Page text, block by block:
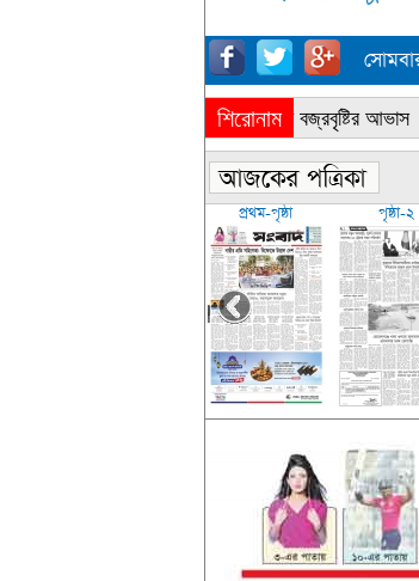
শিরোনাম
« সারাদেশে বজ্রবৃষ্টির আভাস
প্রথম-পৃষ্ঠা পৃষ্ঠা-২